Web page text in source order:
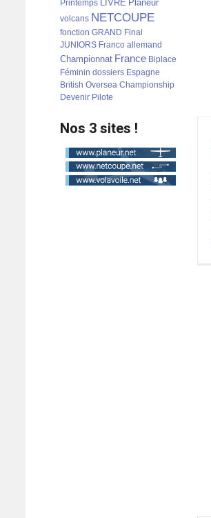
Printemps LIVRE Planeur
volcans NETCOUPE
fonction GRAND Final
JUNIORS Franco allemand
Championnat France Biplace
Féminin dossiers Espagne
British Oversea Championship
Devenir Pilote
Nos 3 sites !